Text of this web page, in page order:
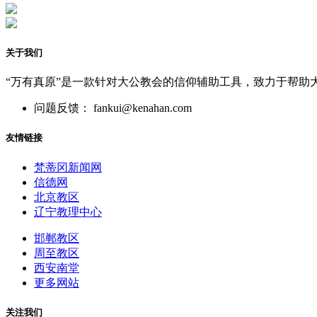
关于我们
“万有真原”是一款针对大公教会的信仰辅助工具，致力于帮助
问题反馈： fankui@kenahan.com
友情链接
梵蒂冈新闻网
信德网
北京教区
辽宁教理中心
邯郸教区
周至教区
西安南堂
更多网站
关注我们